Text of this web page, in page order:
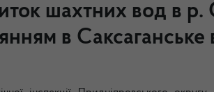
шахтних вод в р.
в